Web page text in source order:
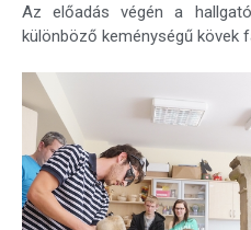
Az előadás végén a
különböző keménységű kövek